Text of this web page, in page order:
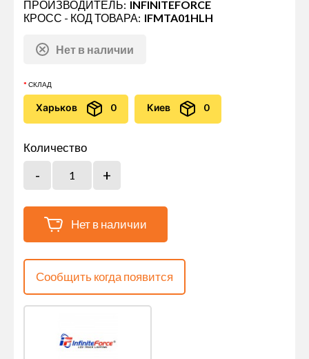
ПРОИЗВОДИТЕЛЬ: INFINITEFORCE
КРОСС - КОД ТОВАРА: IFMTA01HLH
Нет в наличии
СКЛАД
Харьков 0 Киев 0
Количество
Нет в наличии
Сообщить когда появится